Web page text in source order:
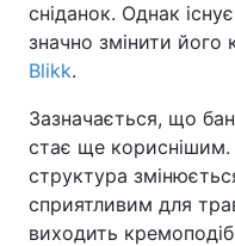
сніданок. Однак
значно змінити його
Blikk.
Зазначається, що
стає ще
структура
сприятливим для
виходить